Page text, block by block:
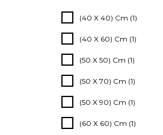
(40 X 40) Cm (1)
(40 X 60) Cm (1)
(50 X 50) Cm (1)
(50 X 70) Cm (1)
(50 X 90) Cm (1)
(60 X 60) Cm (1)